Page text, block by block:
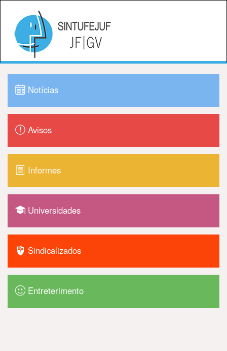
Notícias
Avisos
Informes
Universidades
Sindicalizados
Entreterimento